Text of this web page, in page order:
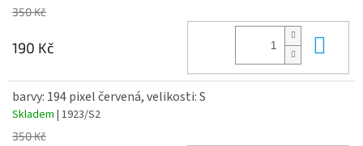
350 Kč
190 Kč
barvy: 194 pixel červená, velikosti: S
Skladem | 1923/S2
350 Kč